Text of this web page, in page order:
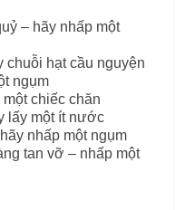
– hãy nhấp một
chuỗi hạt cầu nguyện
ngụm
chiếc chăn
lấy một ít nước
nhấp một ngụm
tan vỡ – nhấp một